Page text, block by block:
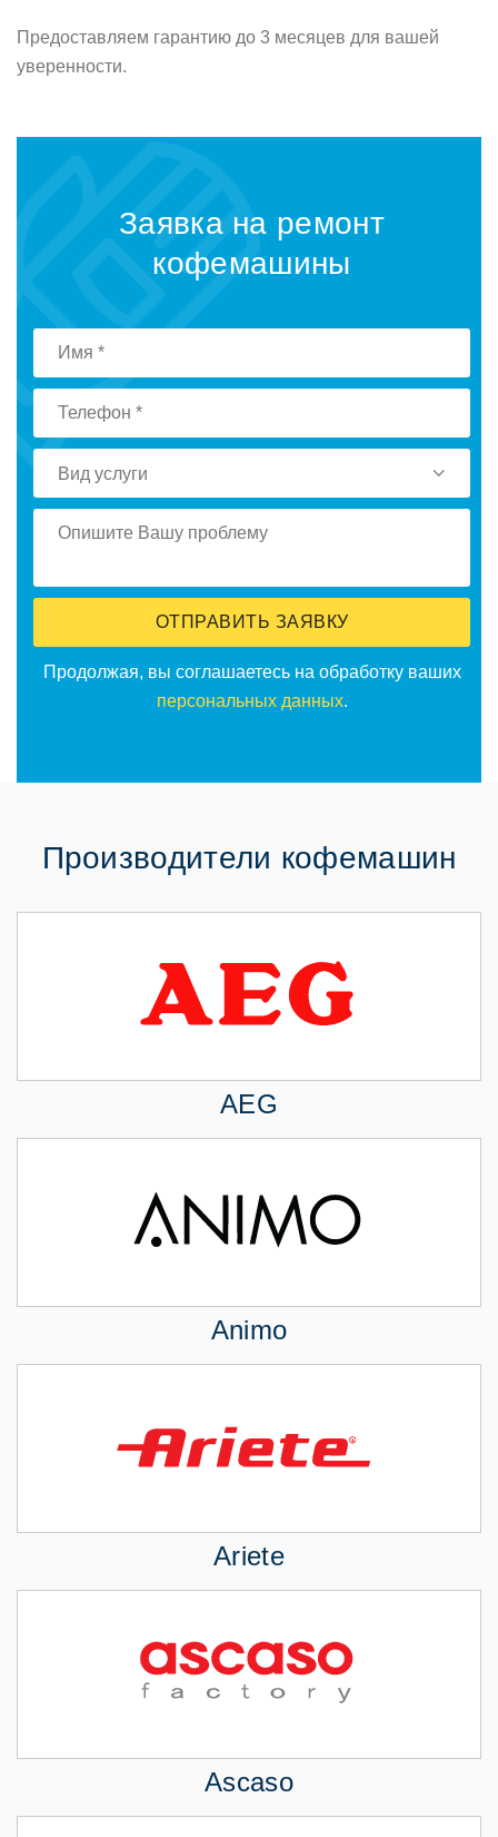
Предоставляем гарантию до 3 месяцев для вашей
уверенности.
Заявка на ремонт
кофемашины
Вид услуги
ОТПРАВИТЬ ЗАЯВКУ
Продолжая, вы соглашаетесь на обработку ваших
персональных данных.
Производители кофемашин
AEG
Animo
Ariete
Ascaso